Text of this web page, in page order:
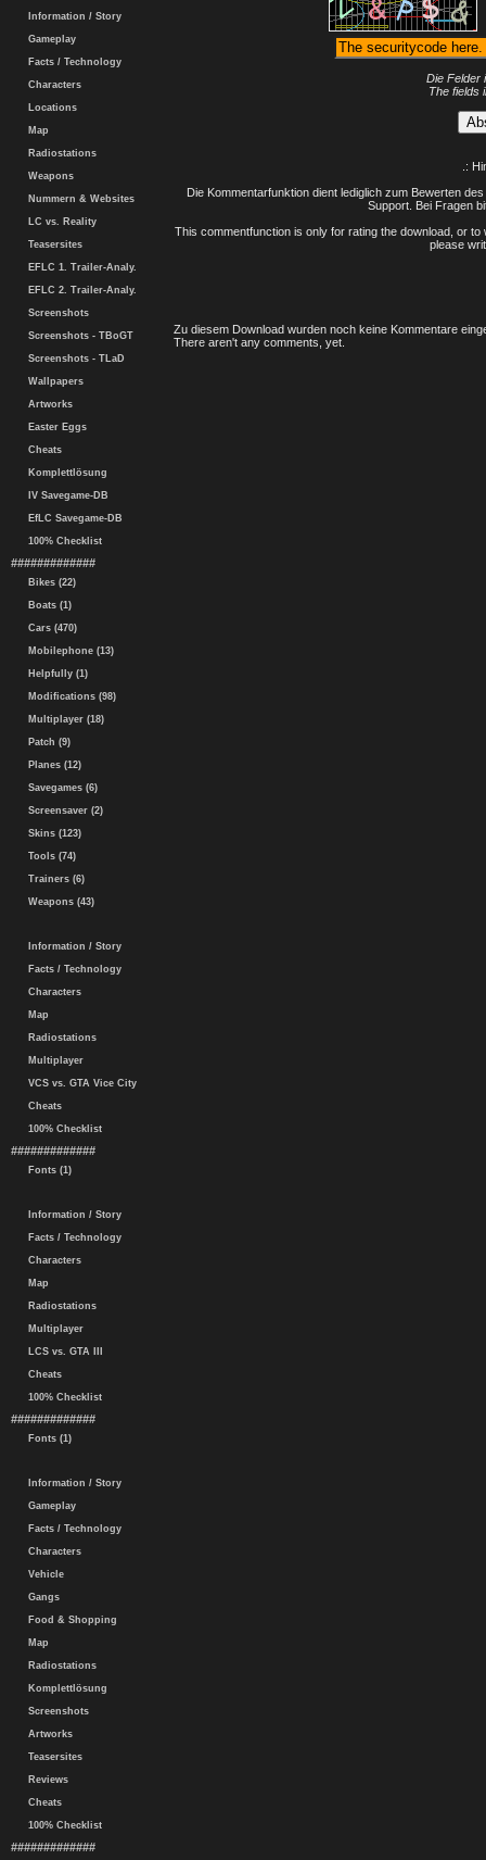
Information / Story
Gameplay
Facts / Technology
Characters
Locations
Map
Radiostations
Weapons
Nummern & Websites
LC vs. Reality
Teasersites
EFLC 1. Trailer-Analy.
EFLC 2. Trailer-Analy.
Screenshots
Screenshots - TBoGT
Screenshots - TLaD
Wallpapers
Artworks
Easter Eggs
Cheats
Komplettlösung
IV Savegame-DB
EfLC Savegame-DB
100% Checklist
#############
Bikes (22)
Boats (1)
Cars (470)
Mobilephone (13)
Helpfully (1)
Modifications (98)
Multiplayer (18)
Patch (9)
Planes (12)
Savegames (6)
Screensaver (2)
Skins (123)
Tools (74)
Trainers (6)
Weapons (43)
Information / Story
Facts / Technology
Characters
Map
Radiostations
Multiplayer
VCS vs. GTA Vice City
Cheats
100% Checklist
#############
Fonts (1)
Information / Story
Facts / Technology
Characters
Map
Radiostations
Multiplayer
LCS vs. GTA III
Cheats
100% Checklist
#############
Fonts (1)
Information / Story
Gameplay
Facts / Technology
Characters
Vehicle
Gangs
Food & Shopping
Map
Radiostations
Komplettlösung
Screenshots
Artworks
Teasersites
Reviews
Cheats
100% Checklist
#############
Die Felder
The fields
.:
Die Kommentarfunktion dient lediglich zum Bewerten
Support. Bei Fragen
This commentfunction is only for rating the download, or
please
Zu diesem Download wurden noch keine Kommentare
There aren't any comments, yet.